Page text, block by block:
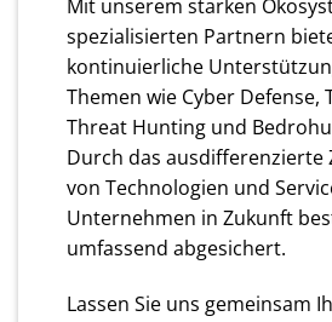
Mit unserem starken
spezialisierten Partnern
kontinuierliche
Themen wie Cyber Defense,
Threat Hunting und
Durch das ausdifferenzierte
von Technologien und
Unternehmen in Zukunft
umfassend abgesichert.
Lassen Sie uns gemeinsam